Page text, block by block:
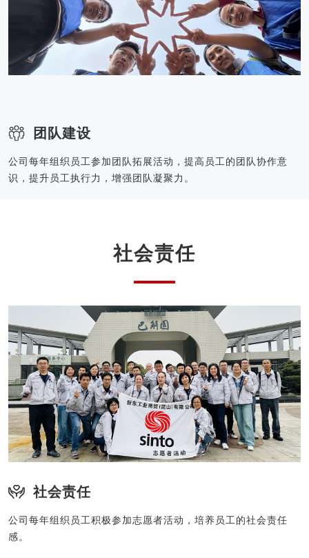
团队建设
公司每年组织员工参加团队拓展活动，提高员工的团队协作意
识，提升员工执行力，增强团队凝聚力。
社会责任
社会责任
公司每年组织员工积极参加志愿者活动，培养员工的社会责任
感。